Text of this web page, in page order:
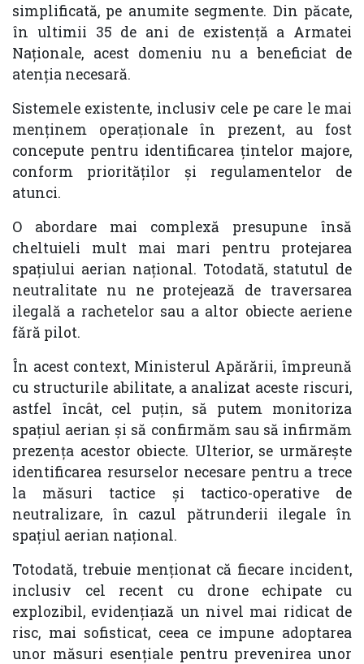
simplificată, pe anumite segmente. Din păcate,
în ultimii 35 de ani de existență a Armatei
Naționale, acest domeniu nu a beneficiat de
atenția necesară.
Sistemele existente, inclusiv cele pe care le mai
menținem operaționale în prezent, au fost
concepute pentru identificarea țintelor majore,
conform priorităților și regulamentelor de
atunci.
O abordare mai complexă presupune însă
cheltuieli mult mai mari pentru protejarea
spațiului aerian național. Totodată, statutul de
neutralitate nu ne protejează de traversarea
ilegală a rachetelor sau a altor obiecte aeriene
fără pilot.
În acest context, Ministerul Apărării, împreună
cu structurile abilitate, a analizat aceste riscuri,
astfel încât, cel puțin, să putem monitoriza
spațiul aerian și să confirmăm sau să infirmăm
prezența acestor obiecte. Ulterior, se urmărește
identificarea resurselor necesare pentru a trece
la măsuri tactice și tactico-operative de
neutralizare, în cazul pătrunderii ilegale în
spațiul aerian național.
Totodată, trebuie menționat că fiecare incident,
inclusiv cel recent cu drone echipate cu
explozibil, evidențiază un nivel mai ridicat de
risc, mai sofisticat, ceea ce impune adoptarea
unor măsuri esențiale pentru prevenirea unor